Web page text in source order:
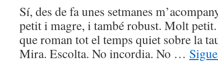
Sí, des de fa unes setmanes
petit i magre, i també robust. Molt
que roman tot el temps quiet sobre la
Mira. Escolta. No incordia. No …